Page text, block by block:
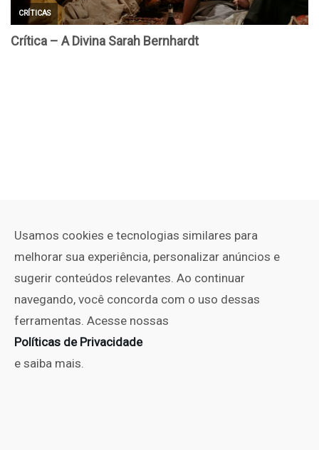
Usamos cookies e tecnologias similares para
melhorar sua experiência, personalizar anúncios e
sugerir conteúdos relevantes. Ao continuar
navegando, você concorda com o uso dessas
ferramentas. Acesse nossas
Políticas de Privacidade
e saiba mais.